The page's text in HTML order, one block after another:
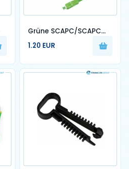
Grüne SCAPC/SCAPC
Patchkabel 1,6 mm
G657A2 – 3,5 m
1.20 EUR